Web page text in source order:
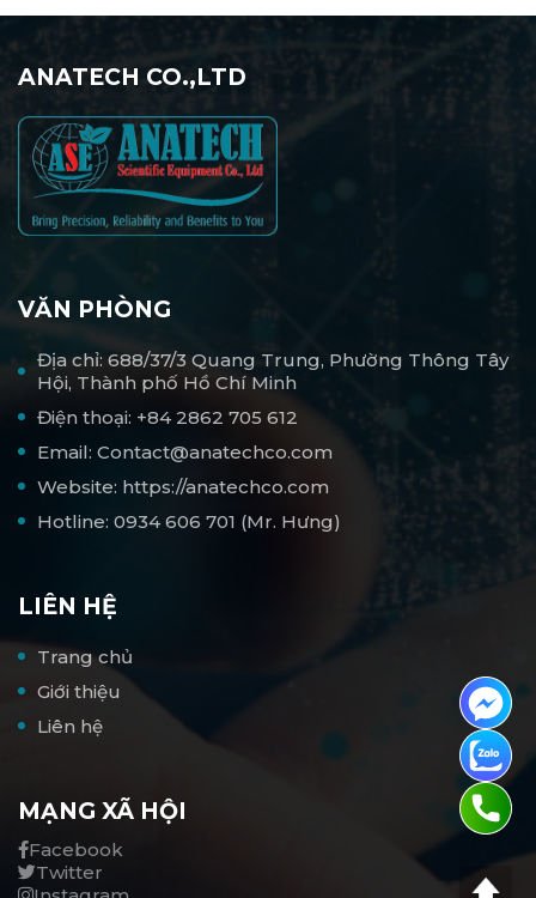
ANATECH CO.,LTD
VĂN PHÒNG
Địa chỉ: 688/37/3 Quang Trung, Phường Thông Tây
Hội, Thành phố Hồ Chí Minh
Điện thoại: +84 2862 705 612
Email: Contact@anatechco.com
Website: https://anatechco.com
Hotline: 0934 606 701 (Mr. Hưng)
LIÊN HỆ
Trang chủ
Giới thiệu
Liên hệ
MẠNG XÃ HỘI
Facebook
Twitter